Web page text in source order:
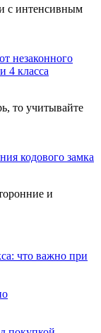
с интенсивным
незаконного
4 класса
то учитывайте
кодового замка
и
что важно при